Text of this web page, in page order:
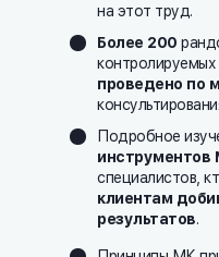
на этот труд.
Подробное
специалистов,
клиентам
результатов.
Более 200
контролируемых
проведено по